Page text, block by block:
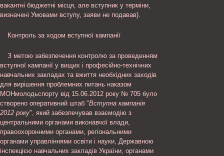
вакантні бюджетні місця, але вступник у терміни,
визначені Умовами вступу, заяви не подавав).
Контроль за ходом вступної кампанії
З метою забезпечення контролю за проведенням
вступної кампанії у вищих і професійно-технічних
навчальних закладах та вжиття необхідних заходів
для вирішення проблемних питань наказом
МОНмолодьспорту від 15.06.2012 року № 705 було
створено оперативний штаб "Вступна кампанія
2012 року", який забезпечував взаємодію з
центральними органами виконавчої влади,
правоохоронними органами, регіональними
органами управліннями освіти і науки, Державною
інспекцією навчальних закладів України, органами